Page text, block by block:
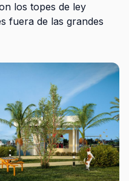
los topes de ley
fuera de las grandes